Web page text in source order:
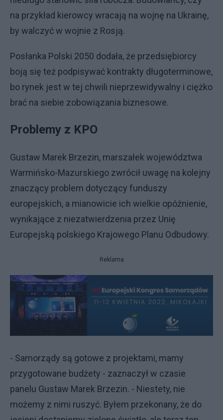
na przykład kierowcy wracają na wojnę na Ukrainę,
by walczyć w wojnie z Rosją.
Posłanka Polski 2050 dodała, że przedsiębiorcy
boją się też podpisywać kontrakty długoterminowe,
bo rynek jest w tej chwili nieprzewidywalny i ciężko
brać na siebie zobowiązania biznesowe.
Problemy z KPO
Gustaw Marek Brzezin, marszałek województwa
Warmińsko-Mazurskiego zwrócił uwagę na kolejny
znaczący problem dotyczący funduszy
europejskich, a mianowicie ich wielkie opóźnienie,
wynikające z niezatwierdzenia przez Unię
Europejską polskiego Krajowego Planu Odbudowy.
Reklama
- Samorządy są gotowe z projektami, mamy
przygotowane budżety - zaznaczył w czasie
panelu Gustaw Marek Brzezin. - Niestety, nie
możemy z nimi ruszyć. Byłem przekonany, że do